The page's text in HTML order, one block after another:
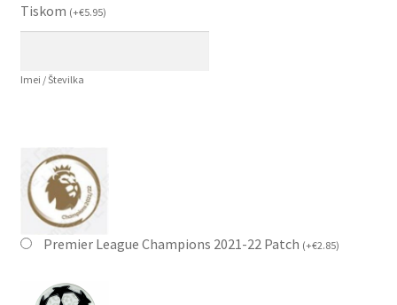
Tiskom (+€5.95)
Imei / Številka
Premier League Champions 2021-22 Patch (+€2.85)